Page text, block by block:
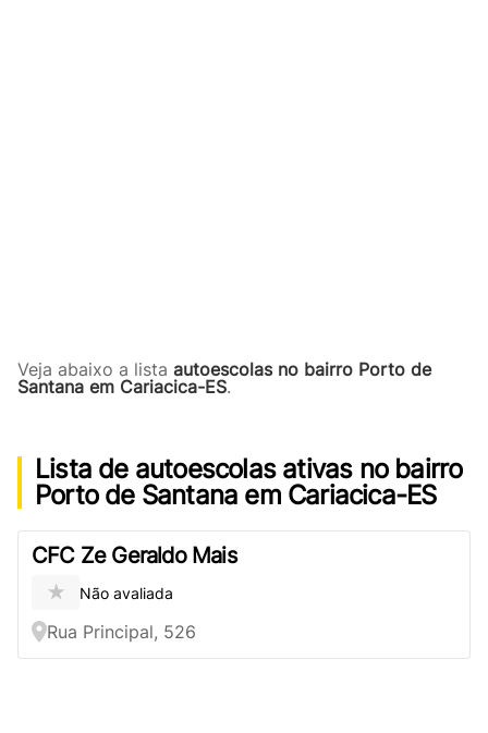
Veja abaixo a lista autoescolas no bairro Porto de
Santana em Cariacica-ES.
Lista de autoescolas ativas no bairro
Porto de Santana em Cariacica-ES
CFC Ze Geraldo Mais
★ Não avaliada
Rua Principal, 526